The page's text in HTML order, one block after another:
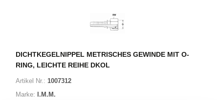
DICHTKEGELNIPPEL METRISCHES GEWINDE MIT O-
RING, LEICHTE REIHE DKOL
Artikel Nr.: 1007312
Marke: I.M.M.